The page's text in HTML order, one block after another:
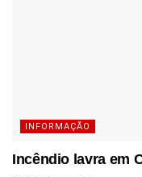
INFORMAÇÃO
Incêndio lavra em